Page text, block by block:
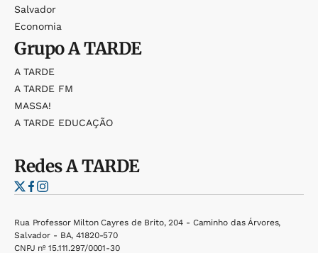
Salvador
Economia
GrupoA TARDE
A TARDE
A TARDE FM
MASSA!
A TARDE EDUCAÇÃO
RedesA TARDE
Rua Professor Milton Cayres de Brito, 204 - Caminho das Árvores,
Salvador - BA, 41820-570
CNPJ nº 15.111.297/0001-30